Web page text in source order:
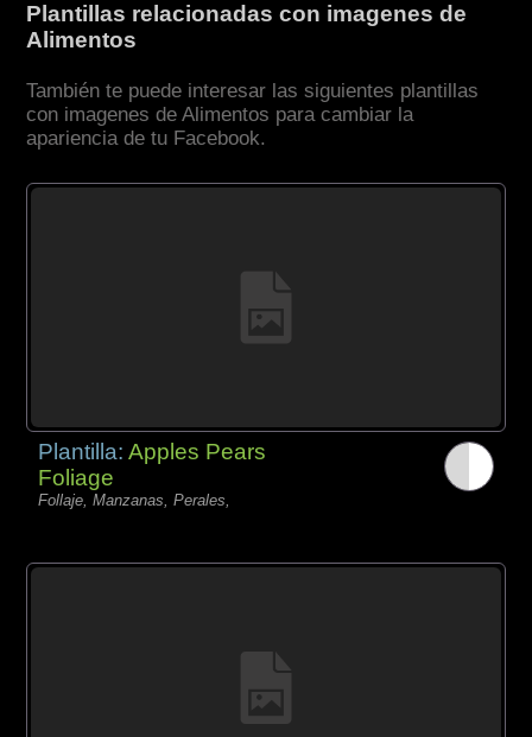
Plantillas relacionadas con imagenes de
Alimentos
También te puede interesar las siguientes plantillas
con imagenes de Alimentos para cambiar la
apariencia de tu Facebook.
Plantilla:Apples Pears
Foliage
Follaje, Manzanas, Perales,